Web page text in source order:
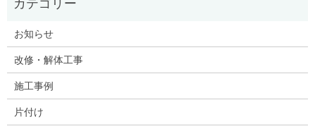
お知らせ
改修・解体工事
施工事例
片付け